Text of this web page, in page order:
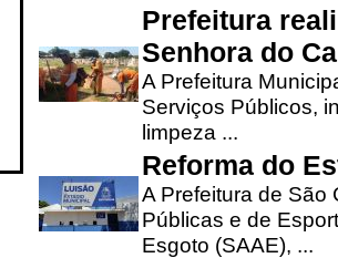
Prefeitura
Senhora do
A Prefeitura
Serviços Públicos,
limpeza ...
Reforma do
A Prefeitura de São
Públicas e de
Esgoto (SAAE), ...